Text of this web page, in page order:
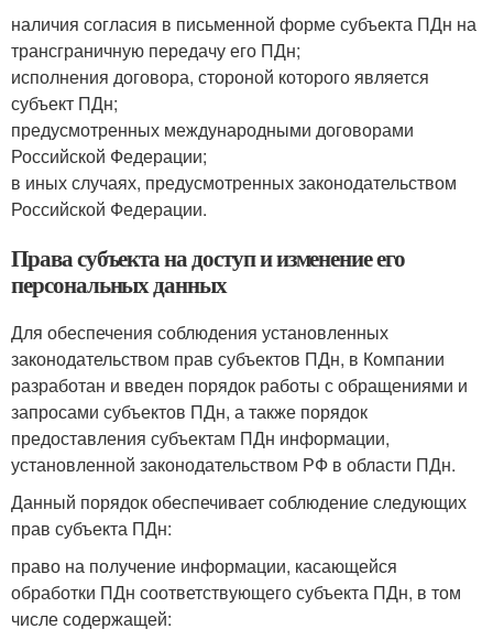
наличия согласия в письменной форме субъекта ПДн на
трансграничную передачу его ПДн;
исполнения договора, стороной которого является
субъект ПДн;
предусмотренных международными договорами
Российской Федерации;
в иных случаях, предусмотренных законодательством
Российской Федерации.
Права субъекта на доступ и изменение его
персональных данных
Для обеспечения соблюдения установленных
законодательством прав субъектов ПДн, в Компании
разработан и введен порядок работы с обращениями и
запросами субъектов ПДн, а также порядок
предоставления субъектам ПДн информации,
установленной законодательством РФ в области ПДн.
Данный порядок обеспечивает соблюдение следующих
прав субъекта ПДн:
право на получение информации, касающейся
обработки ПДн соответствующего субъекта ПДн, в том
числе содержащей: